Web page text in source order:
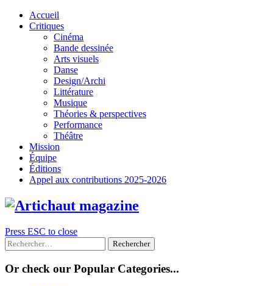
Skip
Accueil
Critiques
Cinéma
Bande dessinée
Arts visuels
Danse
Design/Archi
Littérature
Musique
Théories & perspectives
Performance
Théâtre
Mission
Équipe
Éditions
Appel aux contributions 2025-2026
Press ESC to close
Rechercher :
Or check our Popular Categories...